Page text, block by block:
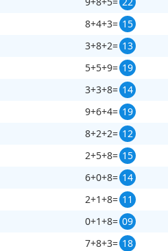
8+4+3= 15
3+8+2= 13
5+5+9= 19
3+3+8= 14
9+6+4= 19
8+2+2= 12
2+5+8= 15
6+0+8= 14
2+1+8= 11
0+1+8= 09
7+8+3= 18